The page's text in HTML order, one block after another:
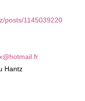
posts/1145039220
Hantz